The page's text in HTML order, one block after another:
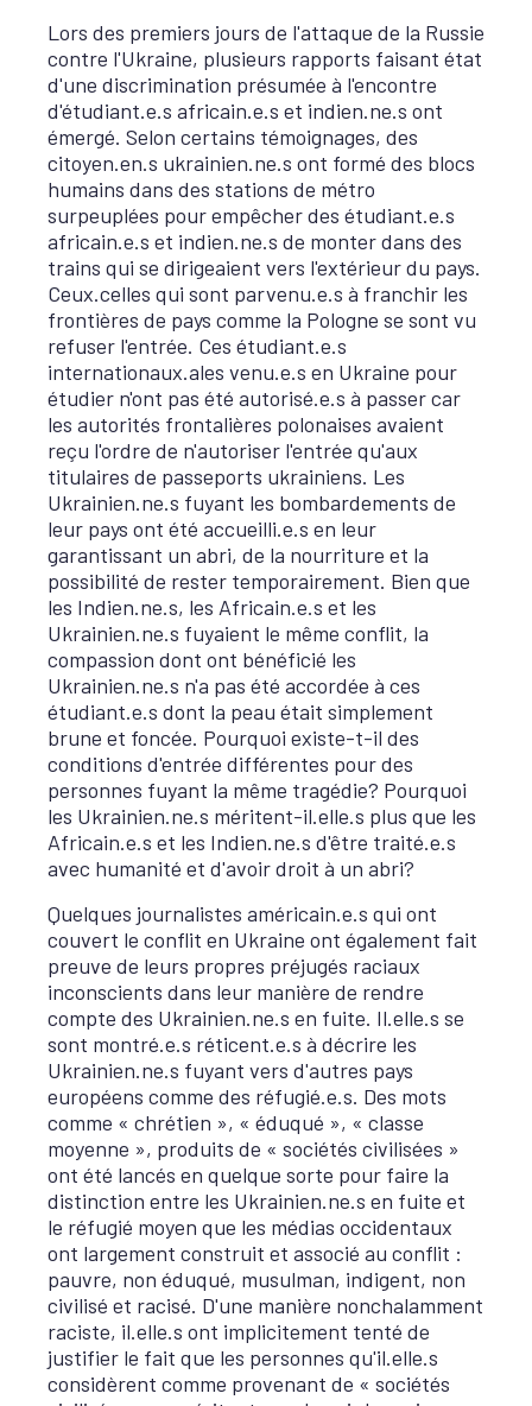
Lors des premiers jours de l'attaque de la Russie
contre l'Ukraine, plusieurs rapports faisant état
d'une discrimination présumée à l'encontre
d'étudiant.e.s africain.e.s et indien.ne.s ont
émergé. Selon certains témoignages, des
citoyen.en.s ukrainien.ne.s ont formé des blocs
humains dans des stations de métro
surpeuplées pour empêcher des étudiant.e.s
africain.e.s et indien.ne.s de monter dans des
trains qui se dirigeaient vers l'extérieur du pays.
Ceux.celles qui sont parvenu.e.s à franchir les
frontières de pays comme la Pologne se sont vu
refuser l'entrée. Ces étudiant.e.s
internationaux.ales venu.e.s en Ukraine pour
étudier n'ont pas été autorisé.e.s à passer car
les autorités frontalières polonaises avaient
reçu l'ordre de n'autoriser l'entrée qu'aux
titulaires de passeports ukrainiens. Les
Ukrainien.ne.s fuyant les bombardements de
leur pays ont été accueilli.e.s en leur
garantissant un abri, de la nourriture et la
possibilité de rester temporairement. Bien que
les Indien.ne.s, les Africain.e.s et les
Ukrainien.ne.s fuyaient le même conflit, la
compassion dont ont bénéficié les
Ukrainien.ne.s n'a pas été accordée à ces
étudiant.e.s dont la peau était simplement
brune et foncée. Pourquoi existe-t-il des
conditions d'entrée différentes pour des
personnes fuyant la même tragédie? Pourquoi
les Ukrainien.ne.s méritent-il.elle.s plus que les
Africain.e.s et les Indien.ne.s d'être traité.e.s
avec humanité et d'avoir droit à un abri?
Quelques journalistes américain.e.s qui ont
couvert le conflit en Ukraine ont également fait
preuve de leurs propres préjugés raciaux
inconscients dans leur manière de rendre
compte des Ukrainien.ne.s en fuite. Il.elle.s se
sont montré.e.s réticent.e.s à décrire les
Ukrainien.ne.s fuyant vers d'autres pays
européens comme des réfugié.e.s. Des mots
comme « chrétien », « éduqué », « classe
moyenne », produits de « sociétés civilisées »
ont été lancés en quelque sorte pour faire la
distinction entre les Ukrainien.ne.s en fuite et
le réfugié moyen que les médias occidentaux
ont largement construit et associé au conflit :
pauvre, non éduqué, musulman, indigent, non
civilisé et racisé. D'une manière nonchalamment
raciste, il.elle.s ont implicitement tenté de
justifier le fait que les personnes qu'il.elle.s
considèrent comme provenant de « sociétés